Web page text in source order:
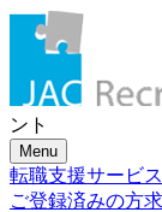
ント
Menu
転職支援サービ
ご登録済みの方